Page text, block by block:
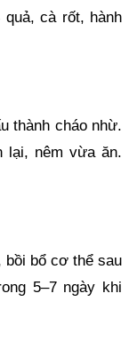
cà rốt, hành
thành cháo nhừ.
lại, nêm vừa ăn.
bồi bổ cơ thể sau
5–7 ngày khi